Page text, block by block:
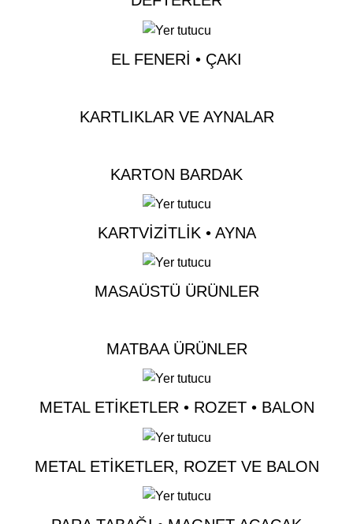
EL FENERI • ÇAKI
KARTLIKLAR VE AYNALAR
KARTON BARDAK
KARTVIZITLIK • AYNA
MASAÜSTÜ ÜRÜNLER
MATBAA ÜRÜNLER
METAL ETIKETLER • ROZET • BALON
METAL ETIKETLER, ROZET VE BALON